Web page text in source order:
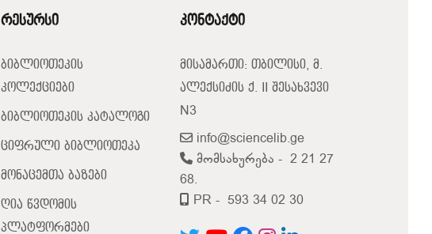
რესურსი
ბიბლიოთეკის
კოლექციები
ბიბლიოთეკის კატალოგი
ციფრული ბიბლიოთეკა
მონაცემთა ბაზები
ღია წვდომის
პლატფორმები
კონტაქტი
მისამართი: თბილისი, მ.
ალექსიძის ქ. II შესახვევი
N3
info@sciencelib.ge
მომსახურება - 2 21 27
68.
PR - 593 34 02 30